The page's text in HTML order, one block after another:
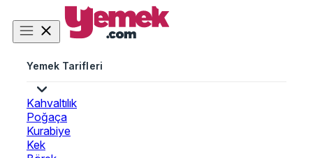
Yemek Tarifleri
Kahvaltılık
Poğaça
Kurabiye
Kek